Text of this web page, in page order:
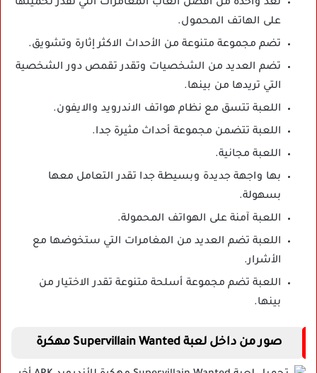
تعد واحدة من أفضل ألعاب المغامرات التي تقدر تحميلها
على الهاتف المحمول.
تضم مجموعة متنوعة من الأحداث الاكثر إثارة وتشويق.
تضم العديد من الشخصيات وتقدر تقمص دور الشخصية
التي تريدها من بينها.
اللعبة تتسق مع نظام هواتف الاندرويد والايفون.
اللعبة تتضمن مجموعة أحداث مثيرة جدا.
اللعبة مجانية.
بها واجهة جديدة وبسيطة جدا تقدر التعامل معها
بسهولة.
اللعبة آمنة على الهواتف المحمولة.
اللعبة تضم العديد من المغامرات التي ستخوضها مع
الأشرار.
اللعبة تضم مجموعة أسلحة متنوعة تقدر الاختيار من
بينها.
صور من داخل لعبة Supervillain Wanted مهكرة